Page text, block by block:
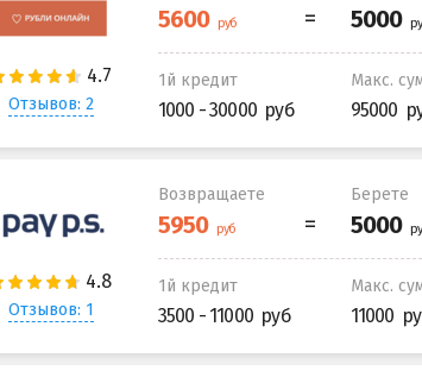
Отзывов: 2
1й кредит
1000 - 30000
Макс.
95000
Отзывов: 1
Возвращаете Берете
1й кредит
3500 - 11000
Макс.
11000